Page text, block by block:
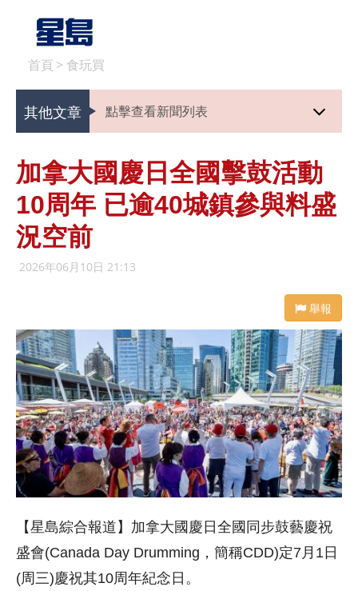
首頁 > 食玩買
其他文章 點擊查看新聞列表
加拿大國慶日全國擊鼓活動
10周年 已逾40城鎮參與料盛
況空前
2026年06月10日 21:13
舉報
【星島綜合報道】加拿大國慶日全國同步鼓藝慶祝
盛會(Canada Day Drumming，簡稱CDD)定7月1日
(周三)慶祝其10周年紀念日。